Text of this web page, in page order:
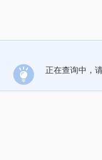
正在查询中，